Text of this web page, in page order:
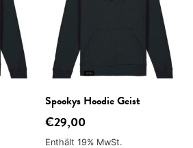
Spookys Hoodie Geist
€29,00
Enthält 19% MwSt.